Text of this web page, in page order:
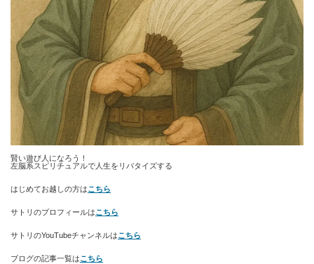
賢い遊び人になろう！
左脳系スピリチュアルで人生をリバタイズする
はじめてお越しの方はこちら
サトリのプロフィールはこちら
サトリのYouTubeチャンネルはこちら
ブログの記事一覧はこちら